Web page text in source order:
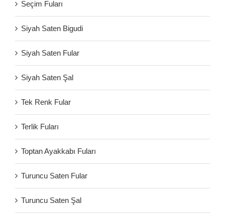
Seçim Fuları
Siyah Saten Bigudi
Siyah Saten Fular
Siyah Saten Şal
Tek Renk Fular
Terlik Fuları
Toptan Ayakkabı Fuları
Turuncu Saten Fular
Turuncu Saten Şal